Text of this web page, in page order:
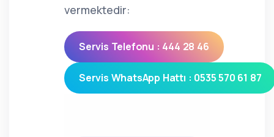
vermektedir:
Servis Telefonu : 444 28 46
Servis WhatsApp Hattı : 0535 570 61 87